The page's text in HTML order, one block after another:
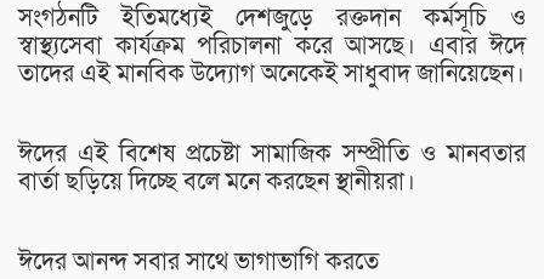
সংগঠনটি ইতিমধ্যেই দেশজুড়ে রক্তদান কর্মসূচি ও
স্বাস্থ্যসেবা কার্যক্রম পরিচালনা করে আসছে। এবার ঈদে
তাদের এই মানবিক উদ্যোগ অনেকেই সাধুবাদ জানিয়েছেন।
ঈদের এই বিশেষ প্রচেষ্টা সামাজিক সম্প্রীতি ও মানবতার
বার্তা ছড়িয়ে দিচ্ছে বলে মনে করছেন স্থানীয়রা।
ঈদের আনন্দ সবার সাথে ভাগাভাগি করতে